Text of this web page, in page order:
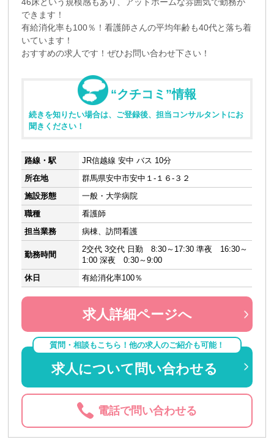
46床という規模感もあり、アットホームな雰囲気で勤務が
できます！
有給消化率も100％！看護師さんの平均年齢も40代と落ち着
いています！
おすすめの求人です！ぜひお問い合わせ下さい！
“クチコミ”情報
続きを知りたい場合は、ご登録後、担当コンサルタントにお
聞きください！
路線・駅
JR信越線 安中 バス 10分
所在地
群馬県安中市安中１-１６-３２
施設形態
一般・大学病院
職種
看護師
担当業務
病棟、訪問看護
勤務時間
2交代 3交代 日勤 8:30～17:30 準夜 16:30～
1:00 深夜 0:30～9:00
休日
有給消化率100％
求人詳細ページへ
質問・相談もこちら！他の求人のご紹介も可能！
求人について問い合わせる
電話で問い合わせる